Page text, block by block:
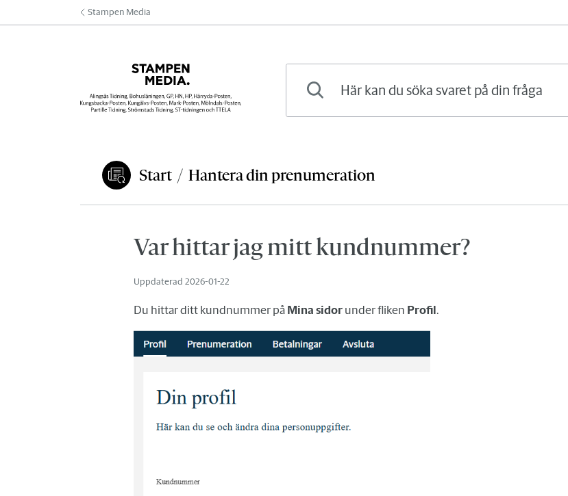
Stampen Media
Du är här:Start / Hantera din prenumeration
Var hittar jag mitt kundnummer?
Uppdaterad 2026-01-22
Du hittar ditt kundnummer påMina sidorunder fliken Profil.